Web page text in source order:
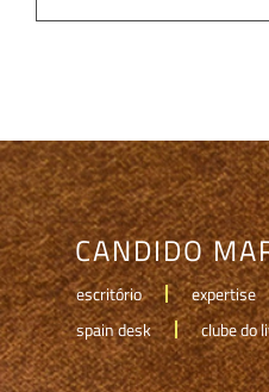
CANDIDO
escritório expertise
spain desk
clube do